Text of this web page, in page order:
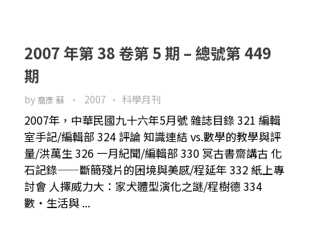
2007 年第 38 卷第 5 期 – 總號第 449
期
by 裔彥 蘇 2007 科學月刊
2007年，中華民國九十六年5月號 雜誌目錄 321 編輯
室手記/編輯部 324 評論 知識連結 vs.數學的教學與評
量/洪萬生 326 一月紀聞/編輯部 330 冥古書齋講古 化
石記錄——斷簡殘片的困境與美感/程延年 332 紙上專
討會 人擇威力大：家犬體型演化之謎/程樹德 334
數・生活與 ...